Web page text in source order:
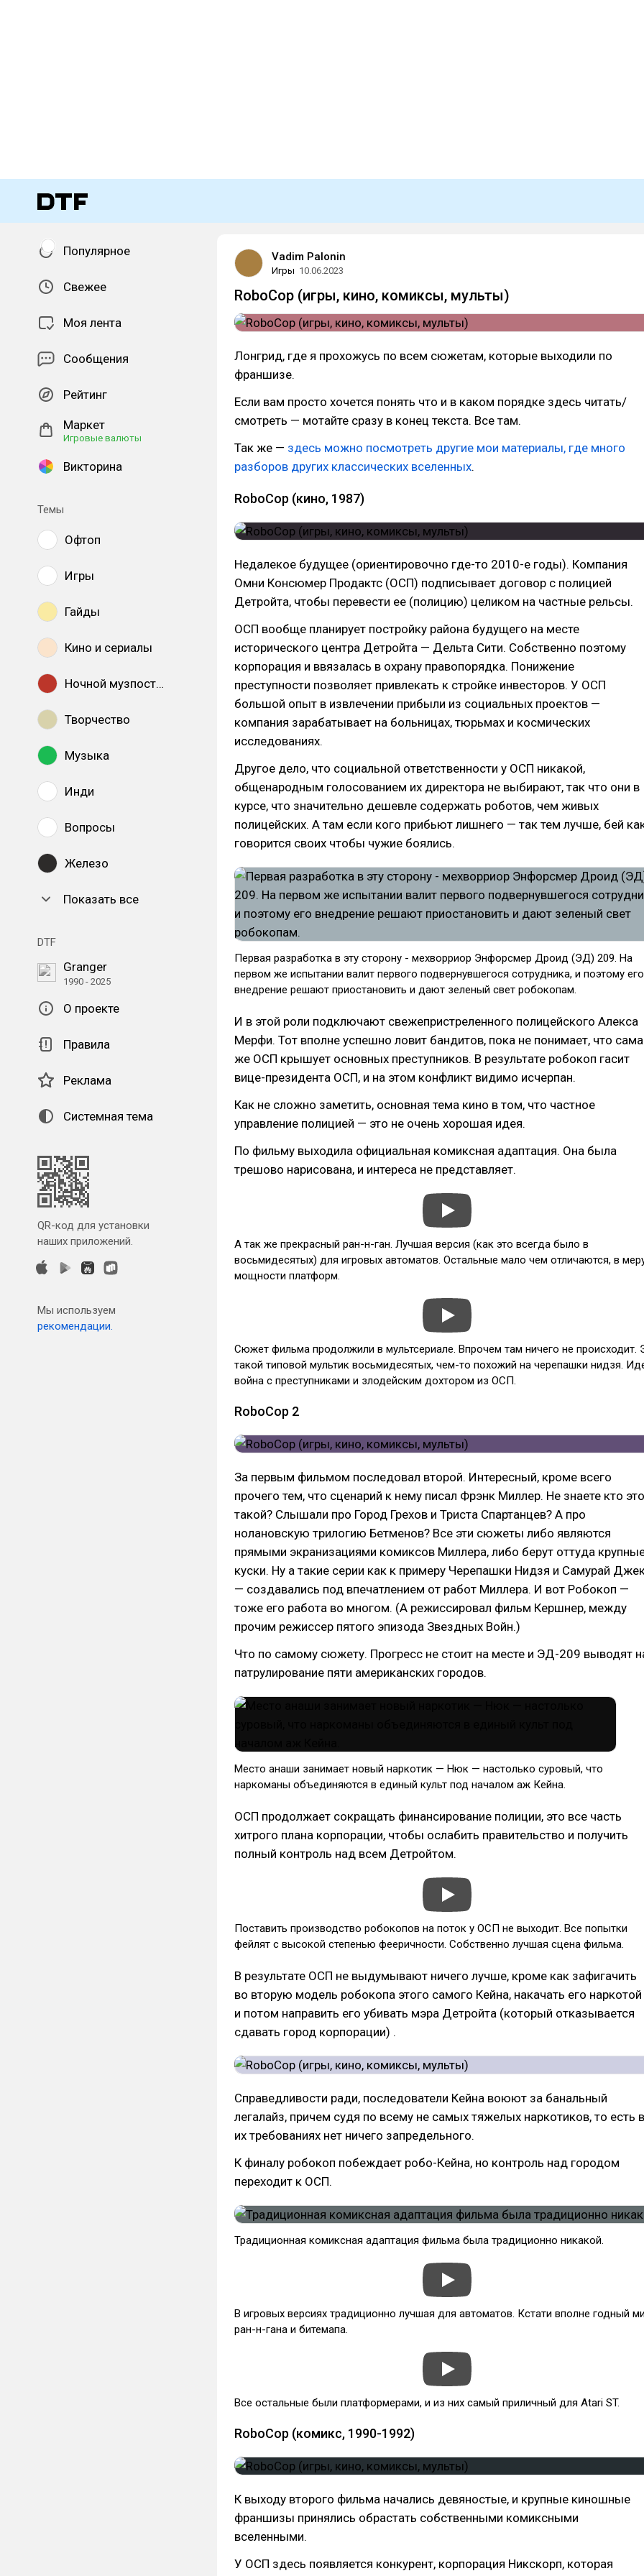
Популярное
Свежее
Моя лента
Сообщения
Рейтинг
Маркет
Игровые валюты
Викторина
Темы
Офтоп
Игры
Гайды
Кино и сериалы
Ночной музпостинг
Творчество
Музыка
Инди
Вопросы
Железо
Показать все
DTF
Granger
1990 - 2025
О проекте
Правила
Реклама
Системная тема
QR-код для установки
наших приложений.
Мы используем
рекомендации.
Vadim Palonin
Игры 10.06.2023
RoboCop (игры, кино, комиксы, мульты)
Лонгрид, где я прохожусь по всем сюжетам, которые выходили по
франшизе.
Если вам просто хочется понять что и в каком порядке здесь читать/
смотреть — мотайте сразу в конец текста. Все там.
Так же — здесь можно посмотреть другие мои материалы, где много
разборов других классических вселенных.
RoboCop (кино, 1987)
Недалекое будущее (ориентировочно где-то 2010-е годы). Компания
Омни Консюмер Продактс (ОСП) подписывает договор с полицией
Детройта, чтобы перевести ее (полицию) целиком на частные рельсы.
ОСП вообще планирует постройку района будущего на месте
исторического центра Детройта — Дельта Сити. Собственно поэтому
корпорация и ввязалась в охрану правопорядка. Понижение
преступности позволяет привлекать к стройке инвесторов. У ОСП
большой опыт в извлечении прибыли из социальных проектов —
компания зарабатывает на больницах, тюрьмах и космических
исследованиях.
Другое дело, что социальной ответственности у ОСП никакой,
общенародным голосованием их директора не выбирают, так что они в
курсе, что значительно дешевле содержать роботов, чем живых
полицейских. А там если кого прибьют лишнего — так тем лучше, бей
говорится своих чтобы чужие боялись.
Первая разработка в эту сторону - мехворриор Энфорсмер Дроид (ЭД) 209. На
первом же испытании валит первого подвернувшегося сотрудника, и поэтому его
внедрение решают приостановить и дают зеленый свет робокопам.
И в этой роли подключают свежепристреленного полицейского Алекса
Мерфи. Тот вполне успешно ловит бандитов, пока не понимает, что сама
же ОСП крышует основных преступников. В результате робокоп гасит
вице-президента ОСП, и на этом конфликт видимо исчерпан.
Как не сложно заметить, основная тема кино в том, что частное
управление полицией — это не очень хорошая идея.
По фильму выходила официальная комиксная адаптация. Она была
трешово нарисована, и интереса не представляет.
А так же прекрасный ран-н-ган. Лучшая версия (как это всегда было в
восьмидесятых) для игровых автоматов. Остальные мало чем отличаются, в
мощности платформ.
Сюжет фильма продолжили в мультсериале. Впрочем там ничего не происходит.
такой типовой мультик восьмидесятых, чем-то похожий на черепашки нидзя.
война с преступниками и злодейским дохтором из ОСП.
RoboCop 2
За первым фильмом последовал второй. Интересный, кроме всего
прочего тем, что сценарий к нему писал Фрэнк Миллер. Не знаете кто это
такой? Слышали про Город Грехов и Триста Спартанцев? А про
нолановскую трилогию Бетменов? Все эти сюжеты либо являются
прямыми экранизациями комиксов Миллера, либо берут оттуда
куски. Ну а такие серии как к примеру Черепашки Нидзя и Самурай
— создавались под впечатлением от работ Миллера. И вот Робокоп —
тоже его работа во многом. (А режиссировал фильм Кершнер, между
прочим режиссер пятого эпизода Звездных Войн.)
Что по самому сюжету. Прогресс не стоит на месте и ЭД-209 выводят
патрулирование пяти американских городов.
Место анаши занимает новый наркотик — Нюк — настолько суровый, что
наркоманы объединяются в единый культ под началом аж Кейна.
ОСП продолжает сокращать финансирование полиции, это все часть
хитрого плана корпорации, чтобы ослабить правительство и получить
полный контроль над всем Детройтом.
Поставить производство робокопов на поток у ОСП не выходит. Все попытки
фейлят с высокой степенью фееричности. Собственно лучшая сцена фильма.
В результате ОСП не выдумывают ничего лучше, кроме как зафигачить
во вторую модель робокопа этого самого Кейна, накачать его наркотой
и потом направить его убивать мэра Детройта (который отказывается
сдавать город корпорации) .
Справедливости ради, последователи Кейна воюют за банальный
легалайз, причем судя по всему не самых тяжелых наркотиков, то есть в
их требованиях нет ничего запредельного.
К финалу робокоп побеждает робо-Кейна, но контроль над городом
переходит к ОСП.
Традиционная комиксная адаптация фильма была традиционно никакой.
В игровых версиях традиционно лучшая для автоматов. Кстати вполне годный
ран-н-гана и битемапа.
Все остальные были платформерами, и из них самый приличный для Atari ST.
RoboCop (комикс, 1990-1992)
К выходу второго фильма начались девяностые, и крупные киношные
франшизы принялись обрастать собственными комиксными
вселенными.
У ОСП здесь появляется конкурент, корпорация Никскорп, которая